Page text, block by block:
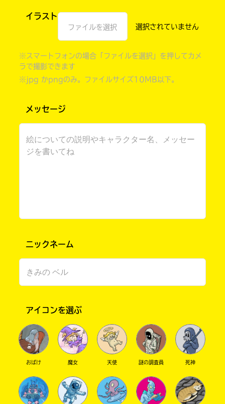
イラスト
ファイルを選択
※スマートフォンの場合「ファイルを選択」を押してカメ
ラで撮影できます
※jpg かpngのみ。ファイルサイズ10MB以下。
メッセージ
ニックネーム
アイコンを選ぶ
おばけ 魔女 天使 謎の調査員 死神